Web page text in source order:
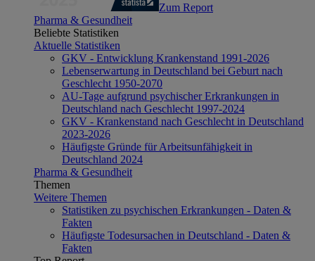
Zum Report
Pharma & Gesundheit
Beliebte Statistiken
Aktuelle Statistiken
GKV - Entwicklung Krankenstand 1991-2026
Lebenserwartung in Deutschland bei Geburt nach
Geschlecht 1950-2070
AU-Tage aufgrund psychischer Erkrankungen in
Deutschland nach Geschlecht 1997-2024
GKV - Krankenstand nach Geschlecht in Deutschland
2023-2026
Häufigste Gründe für Arbeitsunfähigkeit in
Deutschland 2024
Pharma & Gesundheit
Themen
Weitere Themen
Statistiken zu psychischen Erkrankungen - Daten &
Fakten
Häufigste Todesursachen in Deutschland - Daten &
Fakten